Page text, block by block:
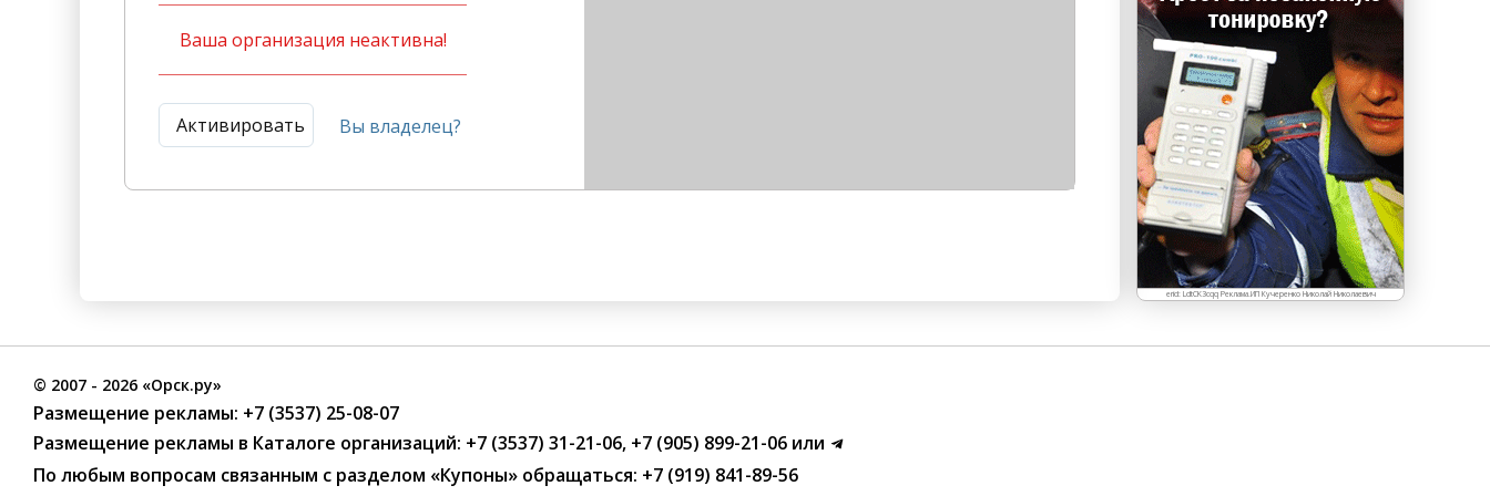
Ваша организация неактивна!
Активировать Вы владелец?
erid: LdtCK3cqq Реклама.ИП Кучеренко Николай Николаевич
© 2007 - 2026 «Орск.ру»
Размещение рекламы: +7 (3537) 25-08-07
Размещение рекламы в Каталоге организаций: +7 (3537) 31-21-06, +7 (905) 899-21-06 или
По любым вопросам связанным с разделом «Купоны» обращаться: +7 (919) 841-89-56